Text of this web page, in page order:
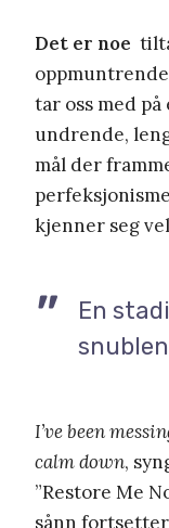
Det er noe
tar oss med
undrende,
mål der
kjenner seg
En
I’ve been
calm down,
”Restore Me
sånn